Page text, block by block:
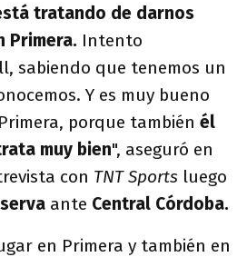
tratando de darnos
Primera. Intento
sabiendo que tenemos un
Y es muy bueno
porque también él
muy bien", aseguró en
con TNT Sports luego
ante Central Córdoba.
en Primera y también en